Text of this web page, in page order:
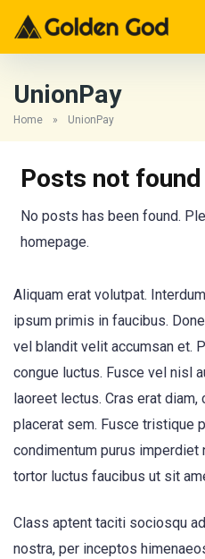
UnionPay
Home » UnionPay
Posts not found
No posts has been found.
homepage.
Aliquam erat volutpat.
ipsum primis in faucibus.
vel blandit velit accumsan et.
congue luctus. Fusce vel nisl
laoreet lectus. Cras erat
placerat sem. Fusce tristique
condimentum purus imperdiet
tortor luctus faucibus ut sit
Class aptent taciti sociosqu
nostra, per inceptos